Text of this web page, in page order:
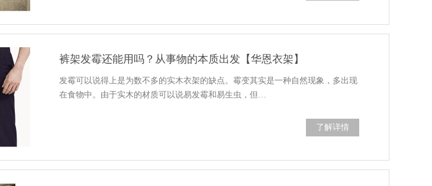
裤架发霉还能用吗？从事物的本质出发【华恩衣架】
发霉可以说得上是为数不多的实木衣架的缺点。霉变其实是一种自然现象，多出现
在食物中。由于实木的材质可以说易发霉和易生虫，但…
了解详情